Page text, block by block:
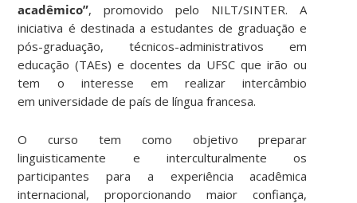
acadêmico”, promovido pelo NILT/SINTER. A
iniciativa é destinada a estudantes de graduação e
pós-graduação, técnicos-administrativos em
educação (TAEs) e docentes da UFSC que irão ou
tem o interesse em realizar intercâmbio
em universidade de país de língua francesa.
O curso tem como objetivo preparar
linguisticamente e interculturalmente os
participantes para a experiência acadêmica
internacional, proporcionando maior confiança,